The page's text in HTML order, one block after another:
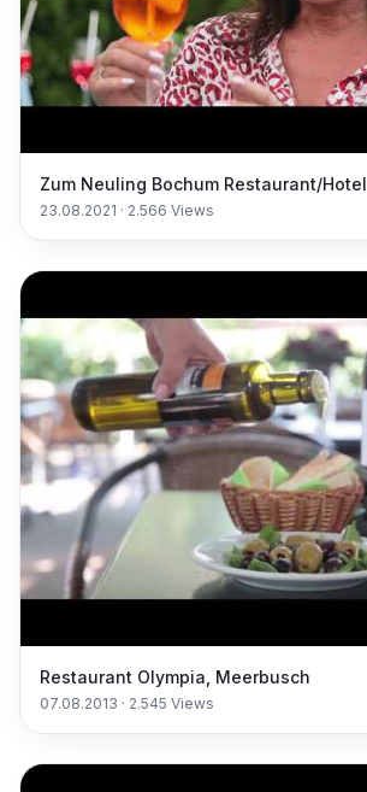
Zum Neuling Bochum Restaurant/Hotel
23.08.2021 · 2.566 Views
Restaurant Olympia, Meerbusch
07.08.2013 · 2.545 Views